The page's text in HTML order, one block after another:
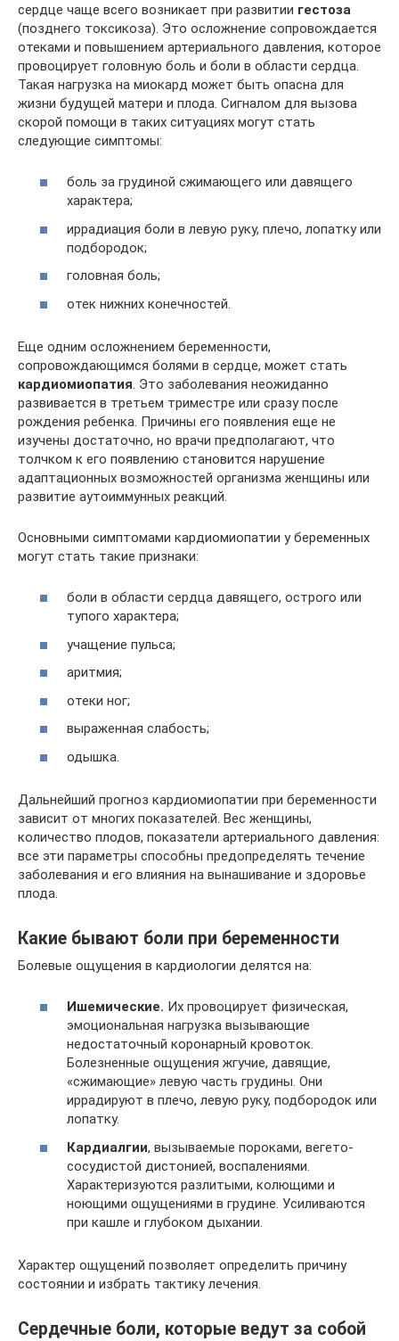
сердце чаще всего возникает при развитии гестоза
(позднего токсикоза). Это осложнение сопровождается
отеками и повышением артериального давления, которое
провоцирует головную боль и боли в области сердца.
Такая нагрузка на миокард может быть опасна для
жизни будущей матери и плода. Сигналом для вызова
скорой помощи в таких ситуациях могут стать
следующие симптомы:
боль за грудиной сжимающего или давящего
характера;
иррадиация боли в левую руку, плечо, лопатку или
подбородок;
головная боль;
отек нижних конечностей.
Еще одним осложнением беременности,
сопровождающимся болями в сердце, может стать
кардиомиопатия. Это заболевания неожиданно
развивается в третьем триместре или сразу после
рождения ребенка. Причины его появления еще не
изучены достаточно, но врачи предполагают, что
толчком к его появлению становится нарушение
адаптационных возможностей организма женщины или
развитие аутоиммунных реакций.
Основными симптомами кардиомиопатии у беременных
могут стать такие признаки:
боли в области сердца давящего, острого или
тупого характера;
учащение пульса;
аритмия;
отеки ног;
выраженная слабость;
одышка.
Дальнейший прогноз кардиомиопатии при беременности
зависит от многих показателей. Вес женщины,
количество плодов, показатели артериального давления:
все эти параметры способны предопределять течение
заболевания и его влияния на вынашивание и здоровье
плода.
Какие бывают боли при беременности
Болевые ощущения в кардиологии делятся на:
Ишемические. Их провоцирует физическая,
эмоциональная нагрузка вызывающие
недостаточный коронарный кровоток.
Болезненные ощущения жгучие, давящие,
«сжимающие» левую часть грудины. Они
иррадируют в плечо, левую руку, подбородок или
лопатку.
Кардиалгии, вызываемые пороками, вегето-
сосудистой дистонией, воспалениями.
Характеризуются разлитыми, колющими и
ноющими ощущениями в грудине. Усиливаются
при кашле и глубоком дыхании.
Характер ощущений позволяет определить причину
состоянии и избрать тактику лечения.
Сердечные боли, которые ведут за собой